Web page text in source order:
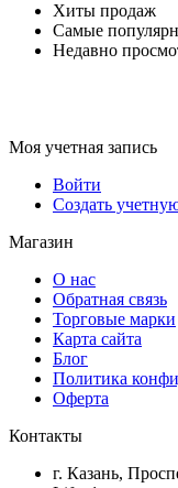
Хиты продаж
Самые
Недавно
Моя учетная запись
Войти
Создать
Магазин
О нас
Обратная связь
Торговые марки
Карта сайта
Блог
Политика
Оферта
Контакты
г. Казань,